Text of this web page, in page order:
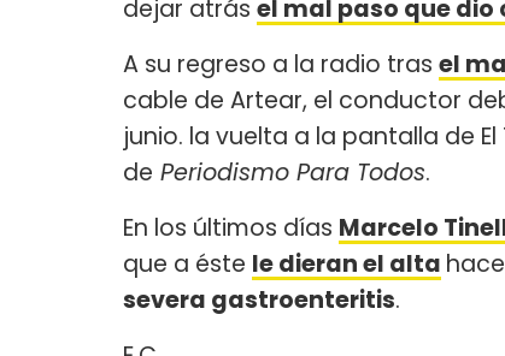
dejar atrás el mal paso que dio
A su regreso a la radio tras el
cable de Artear, el conductor
junio. la vuelta a la pantalla de
de Periodismo Para Todos.
En los últimos días Marcelo
que a éste le dieran el alta
severa gastroenteritis.